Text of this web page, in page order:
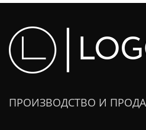
ПРОИЗВОДСТВО И